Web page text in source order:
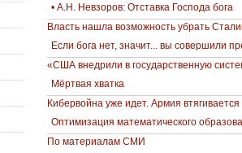
• А.Н. Невзоров: Отставка Господа бога
Власть нашла возможность убрать
Если бога нет, значит... вы совершили
«США внедрили в государственную
Мёртвая хватка
Кибервойна уже идет. Армия
Оптимизация математического
По материалам СМИ